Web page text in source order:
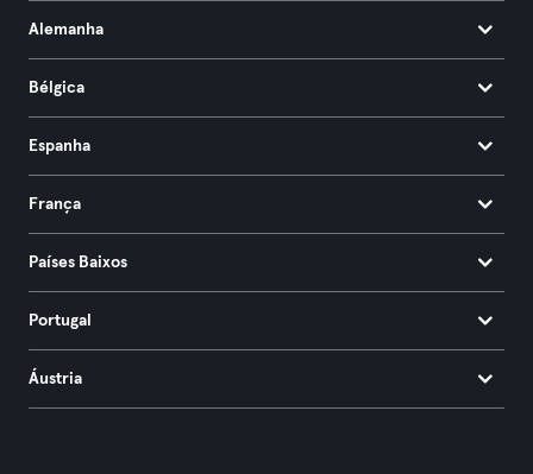
Alemanha
Bélgica
Espanha
França
Países Baixos
Portugal
Áustria